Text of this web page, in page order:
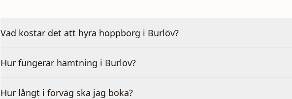
Vad kostar det att hyra hoppborg i Burlöv?
Hur fungerar hämtning i Burlöv?
Hur långt i förväg ska jag boka?